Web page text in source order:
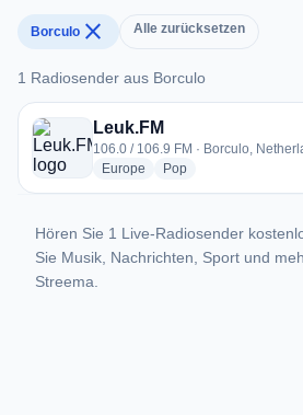
Borculo close Alle zurücksetzen
1 Radiosender aus Borculo
1 Radiosender aus Borculo
Leuk.FM
106.0 / 106.9 FM · Borculo,
Europe radio stations
Popradio stations
Hören Sie 1 Live-Radiosender
Sie Musik, Nachrichten, Sport und
Streema.